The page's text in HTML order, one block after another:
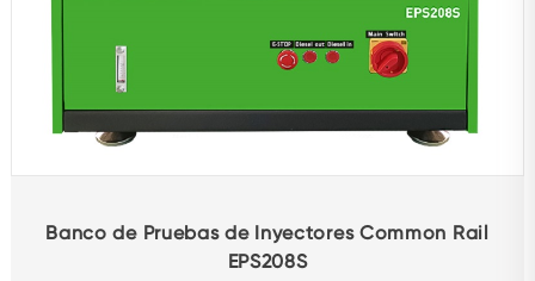
Banco de Pruebas de Inyectores Common Rail
EPS208S